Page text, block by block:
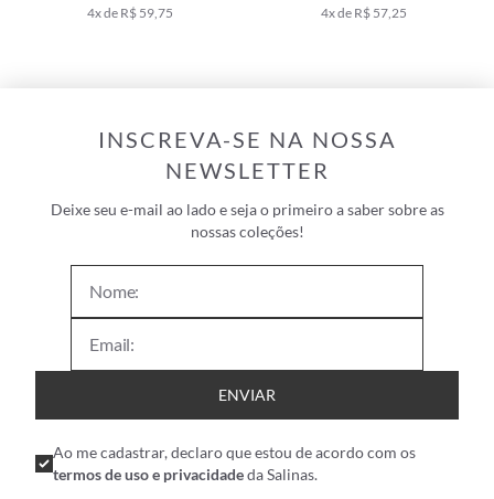
4x de R$ 59,75
4x de R$ 57,25
INSCREVA-SE NA NOSSA
NEWSLETTER
Deixe seu e-mail ao lado e seja o primeiro a saber sobre as
nossas coleções!
ENVIAR
Ao me cadastrar, declaro que estou de acordo com os
termos de uso e privacidadeda Salinas.